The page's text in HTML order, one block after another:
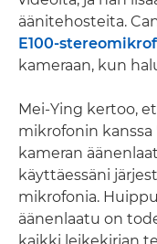
äänitehosteita.
E100-
kameraan, kun
Mei-Ying kertoo,
mikrofonin kanssa
kameran
käyttäessäni
mikrofonia.
äänenlaatu on
kaikki leikekirjan